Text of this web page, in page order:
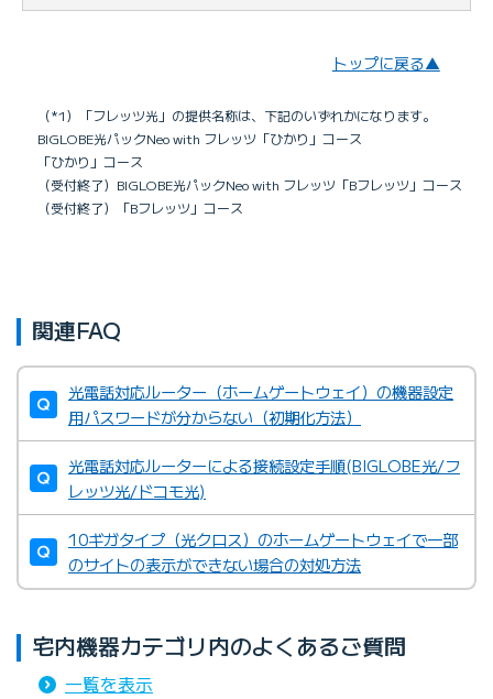
順はチェック1へ
BIGLOBEがレンタル提供してい
る無線LANルーター
BIGLOBEカスタマーサポート テクニカルサポートデスク
すか
トップに戻る▲
（*1）「フレッツ光」の提供名称は、下記のいずれかになります。
BIGLOBE光パックNeo with フレッツ「ひかり」コース
「ひかり」コース
（受付終了）BIGLOBE光パックNeo with フレッツ「Bフレッツ」コース
（受付終了）「Bフレッツ」コース
関連FAQ
光電話対応ルーター（ホームゲートウェイ）の機器設定
用パスワードが分からない（初期化方法）
光電話対応ルーターによる接続設定手順(BIGLOBE光/フ
レッツ光/ドコモ光)
10ギガタイプ（光クロス）のホームゲートウェイで一部
のサイトの表示ができない場合の対処方法
宅内機器カテゴリ内のよくあるご質問
一覧を表示